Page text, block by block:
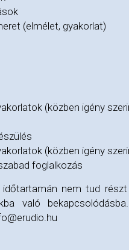
(elmélet, gyakorlat)
(közben igény
(közben igény
foglalkozás
nem tud részt
való